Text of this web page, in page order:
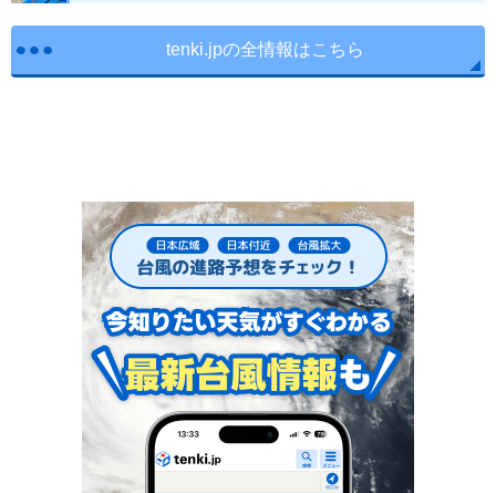
tenki.jpの全情報はこちら